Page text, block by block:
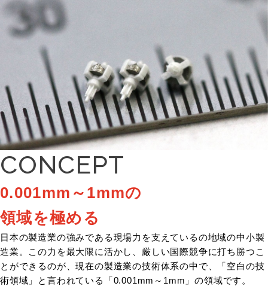
CONCEPT
0.001mm～1mmの
領域を極める
日本の製造業の強みである現場力を支えているの地域の中小製
造業。この力を最大限に活かし、厳しい国際競争に打ち勝つこ
とができるのが、現在の製造業の技術体系の中で、「空白の技
術領域」と言われている「0.001mm～1mm」の領域です。